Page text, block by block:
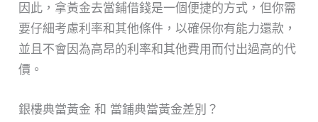
因此，拿黃金去當鋪借錢是一個便捷的方式，但你需
要仔細考慮利率和其他條件，以確保你有能力還款，
並且不會因為高昂的利率和其他費用而付出過高的代
價。
銀樓典當黃金 和 當鋪典當黃金差別？